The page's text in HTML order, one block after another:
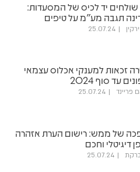
שולחים יד לכיס של המסעדות:
תגבה מע"מ על טיפים
25.07.24
זכאות למענקי אכלוס עצמאי
עד סוף 2024
פריינד 25.07.24
של ממש: רישום הערת אזהרה
דיגיטלי וחכם
25.07.24